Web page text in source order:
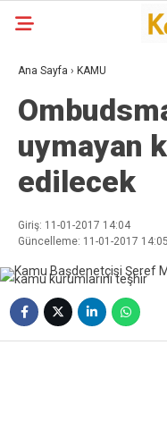
Ana Sayfa › KAMU
uymayan
edilecek
Giriş: 11-01-2017 14:04
Güncelleme: 11-01-2017 14:05